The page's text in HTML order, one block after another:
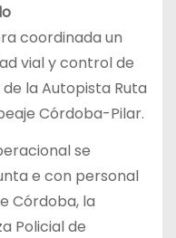
coordinada un
vial y control de
la Autopista Ruta
Córdoba-Pilar.
se
e con personal
Córdoba, la
Policial de